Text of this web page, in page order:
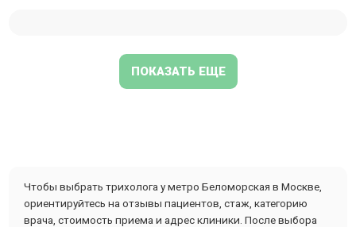
ПОКАЗАТЬ ЕЩЕ
Чтобы выбрать трихолога у метро Беломорская в Москве,
ориентируйтесь на отзывы пациентов, стаж, категорию
врача, стоимость приема и адрес клиники. После выбора